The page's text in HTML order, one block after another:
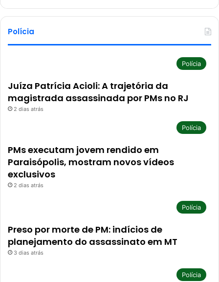
Polícia
Polícia
Juíza Patrícia Acioli: A trajetória da
magistrada assassinada por PMs no RJ
2 dias atrás
Polícia
PMs executam jovem rendido em
Paraisópolis, mostram novos vídeos
exclusivos
2 dias atrás
Polícia
Preso por morte de PM: indícios de
planejamento do assassinato em MT
3 dias atrás
Polícia